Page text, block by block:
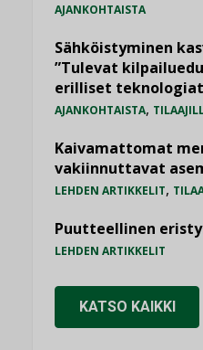
AJANKOHTAISTA
Sähköistyminen
”Tulevat
erilliset
AJANKOHTAISTA,
Kaivamattomat
vakiinnuttavat
LEHDEN ARTIKKELIT,
Puutteellinen
LEHDEN ARTIKKELIT
KATSO KAIKKI